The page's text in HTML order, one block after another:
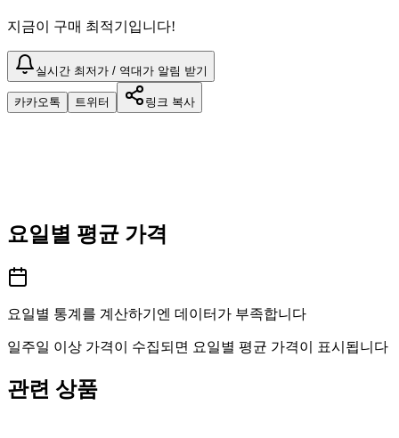
지금이 구매 최적기입니다!
실시간 최저가 / 역대가 알림 받기
카카오톡 트위터 링크 복사
요일별 평균 가격
요일별 통계를 계산하기엔 데이터가 부족합니다
일주일 이상 가격이 수집되면 요일별 평균 가격이 표시됩니다
관련 상품